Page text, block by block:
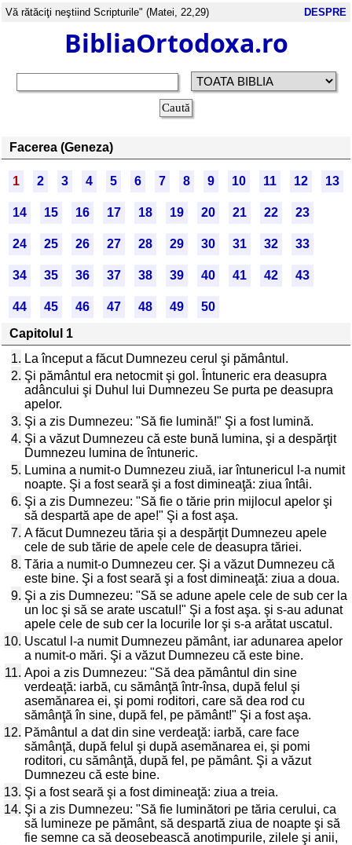
Vă rătăciţi neştiind Scripturile" (Matei, 22,29) DESPRE
BibliaOrtodoxa.ro
Facerea (Geneza)
1 2 3 4 5 6 7 8 9 10 11 12 13
14 15 16 17 18 19 20 21 22 23
24 25 26 27 28 29 30 31 32 33
34 35 36 37 38 39 40 41 42 43
44 45 46 47 48 49
50
Capitolul 1
1. La început a făcut Dumnezeu cerul şi pământul.
2. Şi pământul era netocmit şi gol. Întuneric era deasupra
adâncului şi Duhul lui Dumnezeu Se purta pe deasupra
apelor.
3. Şi a zis Dumnezeu: "Să fie lumină!" Şi a fost lumină.
4. Şi a văzut Dumnezeu că este bună lumina, şi a despărţit
Dumnezeu lumina de întuneric.
5. Lumina a numit-o Dumnezeu ziuă, iar întunericul l-a numit
noapte. Şi a fost seară şi a fost dimineaţă: ziua întâi.
6. Şi a zis Dumnezeu: "Să fie o tărie prin mijlocul apelor şi
să despartă ape de ape!" Şi a fost aşa.
7. A făcut Dumnezeu tăria şi a despărţit Dumnezeu apele
cele de sub tărie de apele cele de deasupra tăriei.
8. Tăria a numit-o Dumnezeu cer. Şi a văzut Dumnezeu că
este bine. Şi a fost seară şi a fost dimineaţă: ziua a doua.
9. Şi a zis Dumnezeu: "Să se adune apele cele de sub cer la
un loc şi să se arate uscatul!" Şi a fost aşa. şi s-au adunat
apele cele de sub cer la locurile lor şi s-a arătat uscatul.
10. Uscatul l-a numit Dumnezeu pământ, iar adunarea apelor
a numit-o mări. Şi a văzut Dumnezeu că este bine.
11. Apoi a zis Dumnezeu: "Să dea pământul din sine
verdeaţă: iarbă, cu sămânţă într-însa, după felul şi
asemănarea ei, şi pomi roditori, care să dea rod cu
sămânţă în sine, după fel, pe pământ!" Şi a fost aşa.
12. Pământul a dat din sine verdeaţă: iarbă, care face
sămânţă, după felul şi după asemănarea ei, şi pomi
roditori, cu sămânţă, după fel, pe pământ. Şi a văzut
Dumnezeu că este bine.
13. Şi a fost seară şi a fost dimineaţă: ziua a treia.
14. Şi a zis Dumnezeu: "Să fie luminători pe tăria cerului, ca
să lumineze pe pământ, să despartă ziua de noapte şi să
fie semne ca să deosebească anotimpurile, zilele şi anii,